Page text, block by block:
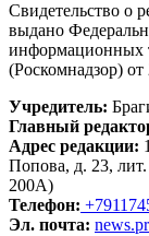
Свидетельство
выдано
информационных
(Роскомнадзор) от
Учредитель:
Главный
Адрес редакции:
Попова, д. 23,
200А)
Телефон:
Эл. почта: